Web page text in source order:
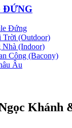
ĐỨNG
Đứng
Trời (Outdoor)
Nhà (Indoor)
Công (Bacony)
Âu
Khánh